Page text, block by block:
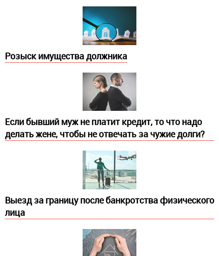
Розыск имущества должника
Если бывший муж не платит кредит, то что надо
делать жене, чтобы не отвечать за чужие долги?
Выезд за границу после банкротства физического
лица